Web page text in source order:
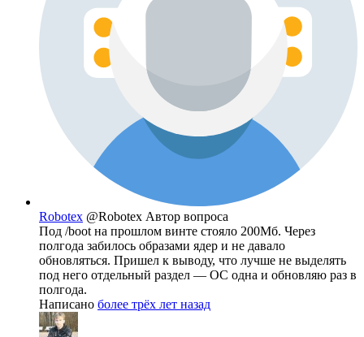
Robotex @Robotex Автор вопроса
Под /boot на прошлом винте стояло 200Мб. Через
полгода забилось образами ядер и не давало
обновляться. Пришел к выводу, что лучше не выделять
под него отдельный раздел — ОС одна и обновляю раз в
полгода.
Написано более трёх лет назад